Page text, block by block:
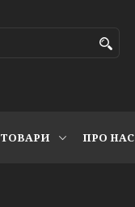
ТОВАРИ ПРО НАС